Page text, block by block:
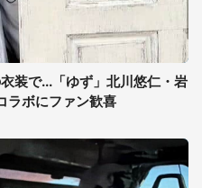
装で...「ゆず」北川悠仁・岩
ラボにファン歓喜